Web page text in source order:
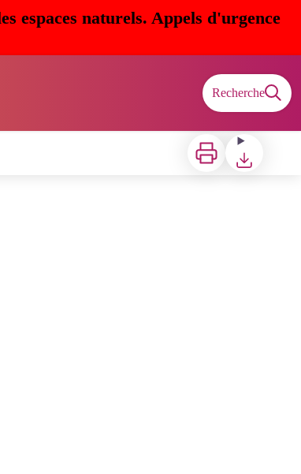
espaces naturels. Appels d'urgence
Recherche
Imprimer Télécharger